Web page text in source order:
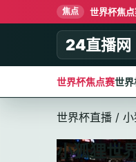
焦点 世界杯焦
24直播网
世界杯焦点赛世
世界杯直播 /
小狐狸世